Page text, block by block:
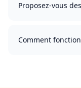
Proposez-vous
Comment